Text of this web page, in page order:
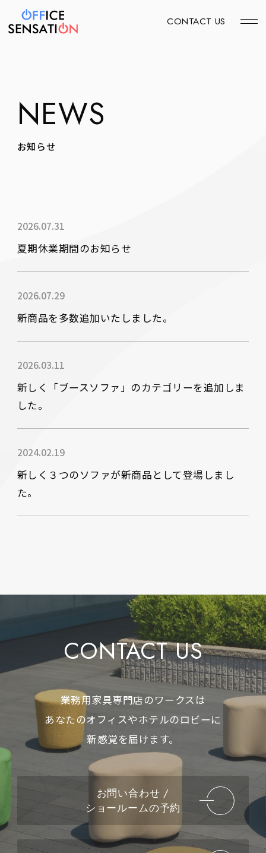
CONTACT US
NEWS
お知らせ
2026.07.31
夏期休業期間のお知らせ
2026.07.29
新商品を多数追加いたしました。
2026.03.11
新しく「ブースソファ」のカテゴリーを追加しま
した。
2024.02.19
新しく３つのソファが新商品として登場しまし
た。
CONTACT US
業務用家具専門店のワークスは
あなたのオフィスやホテルのロビーに
新感覚を届けます。
お問い合わせ /
ショールームの予約